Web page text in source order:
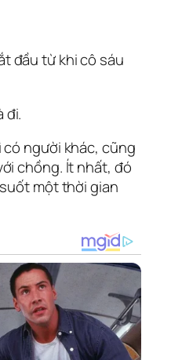
đầu từ khi cô sáu
đi.
có người khác, cũng
chồng. Ít nhất, đó
một thời gian